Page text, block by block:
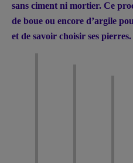
sans ciment ni mortier. Ce
de boue ou encore d’argile
et de savoir choisir ses pierres.